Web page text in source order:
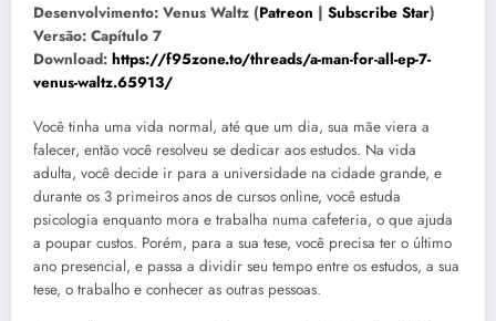
Desenvolvimento: Venus Waltz (Patreon | Subscribe Star)
Versão: Capítulo 7
Download: https://f95zone.to/threads/a-man-for-all-ep-7-
venus-waltz.65913/
Você tinha uma vida normal, até que um dia, sua mãe viera a
falecer, então você resolveu se dedicar aos estudos. Na vida
adulta, você decide ir para a universidade na cidade grande, e
durante os 3 primeiros anos de cursos online, você estuda
psicologia enquanto mora e trabalha numa cafeteria, o que ajuda
a poupar custos. Porém, para a sua tese, você precisa ter o último
ano presencial, e passa a dividir seu tempo entre os estudos, a sua
tese, o trabalho e conhecer as outras pessoas.